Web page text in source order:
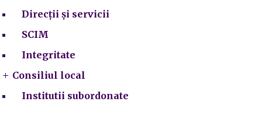
Direcții și servicii
SCIM
Integritate
Consiliul local
Institutii subordonate